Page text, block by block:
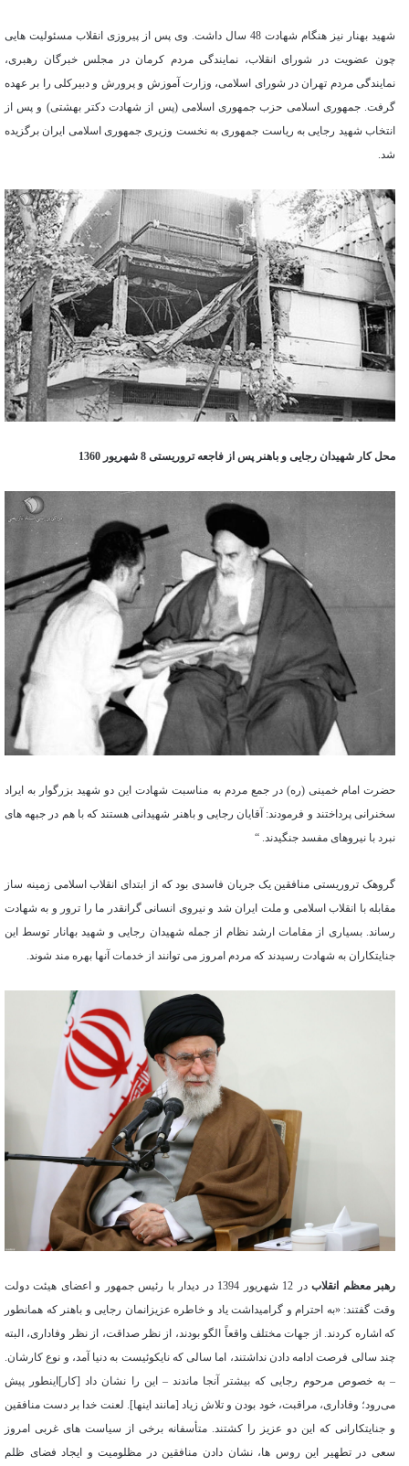
شهید بهنار نیز هنگام شهادت 48 سال داشت. وی پس از پیروزی انقلاب مسئولیت هایی
چون عضویت در شورای انقلاب، نمایندگی مردم کرمان در مجلس خبرگان رهبری،
نمایندگی مردم تهران در شورای اسلامی، وزارت آموزش و پرورش و دبیرکلی را بر عهده
گرفت. جمهوری اسلامی حزب جمهوری اسلامی (پس از شهادت دکتر بهشتی) و پس از
انتخاب شهید رجایی به ریاست جمهوری به نخست وزیری جمهوری اسلامی ایران برگزیده
شد.
محل کار شهیدان رجایی و باهنر پس از فاجعه تروریستی 8 شهریور 1360
حضرت امام خمینی (ره) در جمع مردم به مناسبت شهادت این دو شهید بزرگوار به ایراد
سخنرانی پرداختند و فرمودند: آقایان رجایی و باهنر شهیدانی هستند که با هم در جبهه های
نبرد با نیروهای مفسد جنگیدند. “
گروهک تروریستی منافقین یک جریان فاسدی بود که از ابتدای انقلاب اسلامی زمینه ساز
مقابله با انقلاب اسلامی و ملت ایران شد و نیروی انسانی گرانقدر ما را ترور و به شهادت
رساند. بسیاری از مقامات ارشد نظام از جمله شهیدان رجایی و شهید بهانار توسط این
جنایتکاران به شهادت رسیدند که مردم امروز می توانند از خدمات آنها بهره مند شوند.
رهبر معظم انقلاب
در 12 شهریور 1394 در دیدار با رئیس جمهور و اعضای هیئت دولت
وقت گفتند: «به احترام و گرامیداشت یاد و خاطره عزیزانمان رجایی و باهنر که همانطور
که اشاره کردند. از جهات مختلف واقعاً الگو بودند، از نظر صداقت، از نظر وفاداری، البته
چند سالی فرصت ادامه دادن نداشتند، اما سالی که نایکوئیست به دنیا آمد، و نوع کارشان.
– به خصوص مرحوم رجایی که بیشتر آنجا ماندند – این را نشان داد [کار]اینطور پیش
می‌رود؛ وفاداری، مراقبت، خود بودن و تلاش زیاد [مانند اینها]. لعنت خدا بر دست منافقین
و جنایتکارانی که این دو عزیز را کشتند. متأسفانه برخی از سیاست های غربی امروز
سعی در تطهیر این روس ها، نشان دادن منافقین در مظلومیت و ایجاد فضای ظلم